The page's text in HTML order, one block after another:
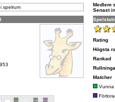
spelrum
Medlem
Senast
Rating
Högsta
Rankad
Matcher
Vunna